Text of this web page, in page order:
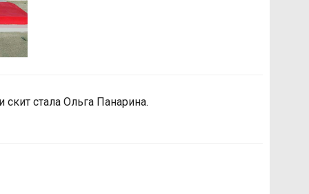
стала Ольга Панарина.